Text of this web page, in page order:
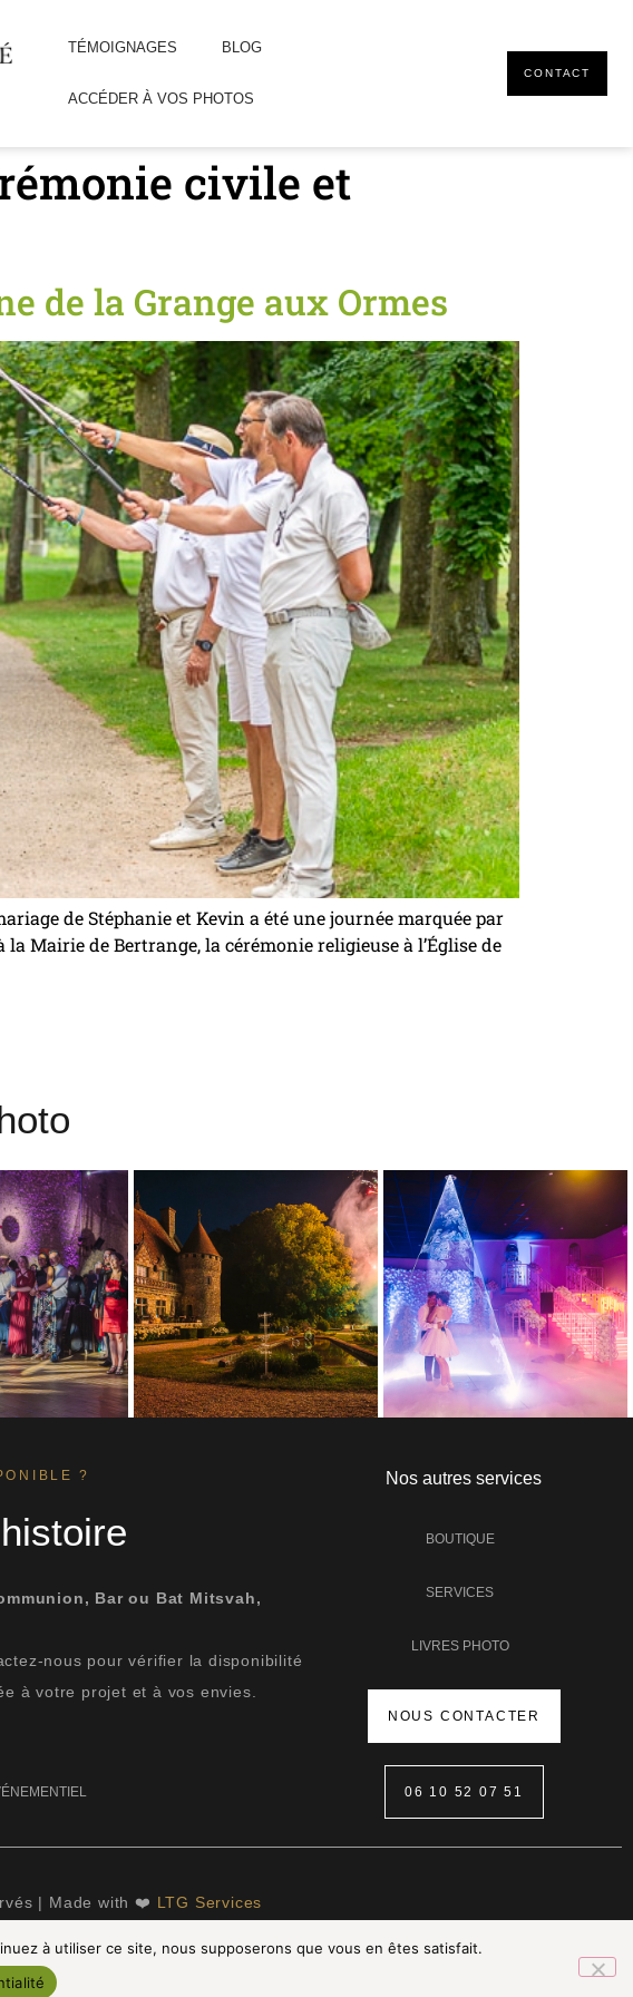
TÉMOIGNAGES BLOG
ACCÉDER À VOS PHOTOS
CONTACT
civile et
de la Grange aux Ormes
de Stéphanie et Kevin a été une journée marquée par
Mairie de Bertrange, la cérémonie religieuse à l’Église de
?
Bar ou Bat Mitsvah,
nous pour vérifier la disponibilité
à votre projet et à vos envies.
Nos autres services
BOUTIQUE
SERVICES
LIVRES PHOTO
NOUS CONTACTER
06 10 52 07 51
| Made with ❤️ LTG Services
à utiliser ce site, nous supposerons que vous en êtes satisfait.